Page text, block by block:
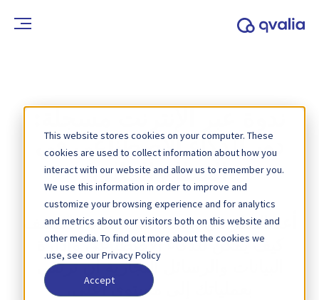
This website stores cookies on your computer. These
cookies are used to collect information about how you
interact with our website and allow us to remember you.
We use this information in order to improve and
customize your browsing experience and for analytics
and metrics about our visitors both on this website and
other media. To find out more about the cookies we
use, see our Privacy Policy.
Accept
دور الذكاء الاصطناعي في
القطاع المالي
أعد النظر في order-to-cash . اكتشف
كيف يمكن للذكاء الاصطناعي وإدارة
البيانات والرسائل التجارية أن ترتقي
بعملياتك إلى مستوى أعلى.